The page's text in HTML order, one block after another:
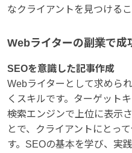
なクライアントを見つけるこ
Webライターの副業で成
SEOを意識した記事作成
Webライターとして求めら
くスキルです。ターゲット
検索エンジンで上位に表示
とで、クライアントにとっ
す。SEOの基本を学び、実